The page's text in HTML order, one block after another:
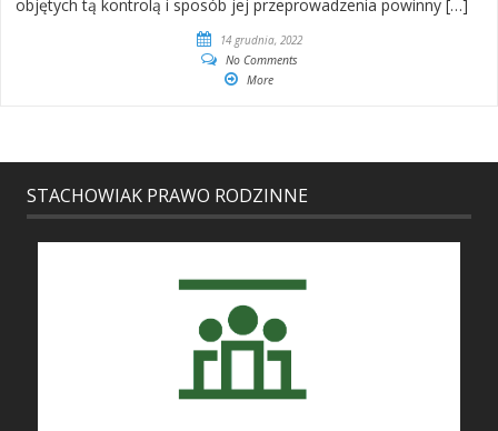
objętych tą kontrolą i sposób jej przeprowadzenia powinny […]
14 grudnia, 2022
No Comments
More
STACHOWIAK PRAWO RODZINNE